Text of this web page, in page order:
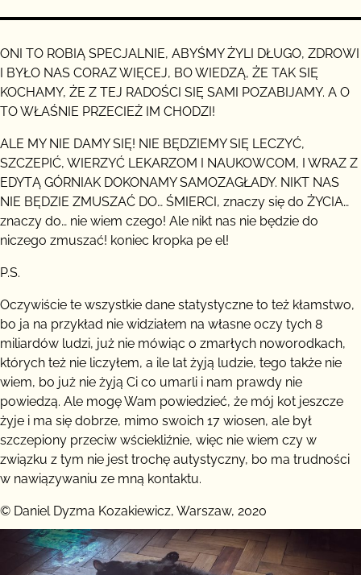
ONI TO ROBIĄ SPECJALNIE, ABYŚMY ŻYLI DŁUGO, ZDROWI
I BYŁO NAS CORAZ WIĘCEJ, BO WIEDZĄ, ŻE TAK SIĘ
KOCHAMY, ŻE Z TEJ RADOŚCI SIĘ SAMI POZABIJAMY. A O
TO WŁAŚNIE PRZECIEŻ IM CHODZI!
ALE MY NIE DAMY SIĘ! NIE BĘDZIEMY SIĘ LECZYĆ,
SZCZEPIĆ, WIERZYĆ LEKARZOM I NAUKOWCOM, I WRAZ Z
EDYTĄ GÓRNIAK DOKONAMY SAMOZAGŁADY. NIKT NAS
NIE BĘDZIE ZMUSZAĆ DO… ŚMIERCI, znaczy się do ŻYCIA…
znaczy do… nie wiem czego! Ale nikt nas nie będzie do
niczego zmuszać! koniec kropka pe el!
P.S.
Oczywiście te wszystkie dane statystyczne to też kłamstwo,
bo ja na przykład nie widziałem na własne oczy tych 8
miliardów ludzi, już nie mówiąc o zmarłych noworodkach,
których też nie liczyłem, a ile lat żyją ludzie, tego także nie
wiem, bo już nie żyją Ci co umarli i nam prawdy nie
powiedzą. Ale mogę Wam powiedzieć, że mój kot jeszcze
żyje i ma się dobrze, mimo swoich 17 wiosen, ale był
szczepiony przeciw wściekliźnie, więc nie wiem czy w
związku z tym nie jest trochę autystyczny, bo ma trudności
w nawiązywaniu ze mną kontaktu.
© Daniel Dyzma Kozakiewicz, Warszaw, 2020